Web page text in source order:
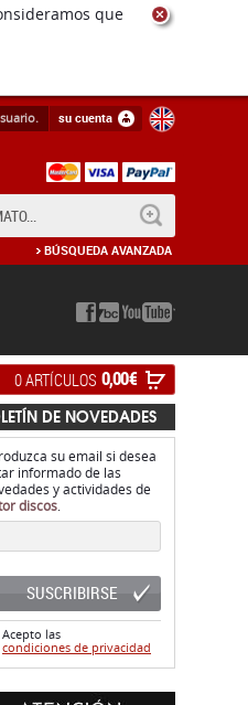
que
su cuenta
BÚSQUEDA AVANZADA
0 ARTÍCULOS 0,00 €
DE NOVEDADES
su email si desea
informado de las
y actividades de
discos.
SUSCRIBIRSE
Acepto las
condiciones de privacidad